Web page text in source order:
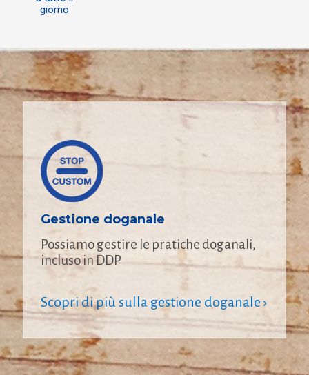
giorno
Gestione doganale
Possiamo gestire le pratiche doganali,
incluso in DDP
Scopri di più sulla gestione doganale ›